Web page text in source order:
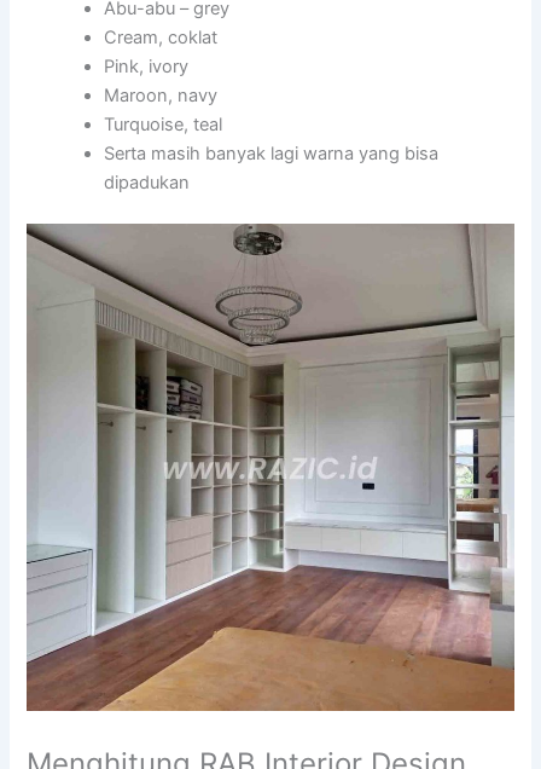
Abu-abu – grey
Cream, coklat
Pink, ivory
Maroon, navy
Turquoise, teal
Serta masih banyak lagi warna yang bisa
dipadukan